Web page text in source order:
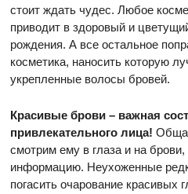
стоит ждать чудес. Любое
приводит в здоровый и
рождения. А все остальное
косметика, наносить которую
укрепленные волосы бровей.
Красивые брови – важная
привлекательного лица!
смотрим ему в глаза и на
информацию. Неухоженные
погасить очарование красивых